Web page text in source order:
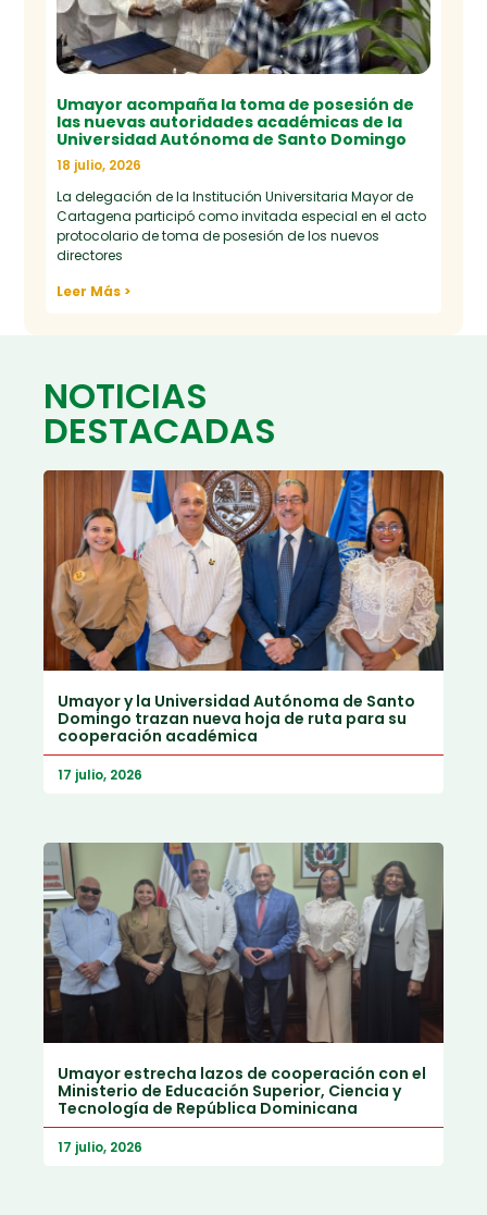
Umayor acompaña la toma de posesión de
las nuevas autoridades académicas de la
Universidad Autónoma de Santo Domingo
18 julio, 2026
La delegación de la Institución Universitaria Mayor de
Cartagena participó como invitada especial en el acto
protocolario de toma de posesión de los nuevos
directores
Leer Más >
NOTICIAS
DESTACADAS
Umayor y la Universidad Autónoma de Santo
Domingo trazan nueva hoja de ruta para su
cooperación académica
17 julio, 2026
Umayor estrecha lazos de cooperación con el
Ministerio de Educación Superior, Ciencia y
Tecnología de República Dominicana
17 julio, 2026